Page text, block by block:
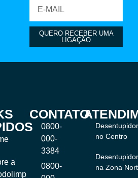
QUERO RECEBER UMA
LIGAÇÃO
a
CONTATO
0800-
000-
3384
0800-
no Centro
na Zona